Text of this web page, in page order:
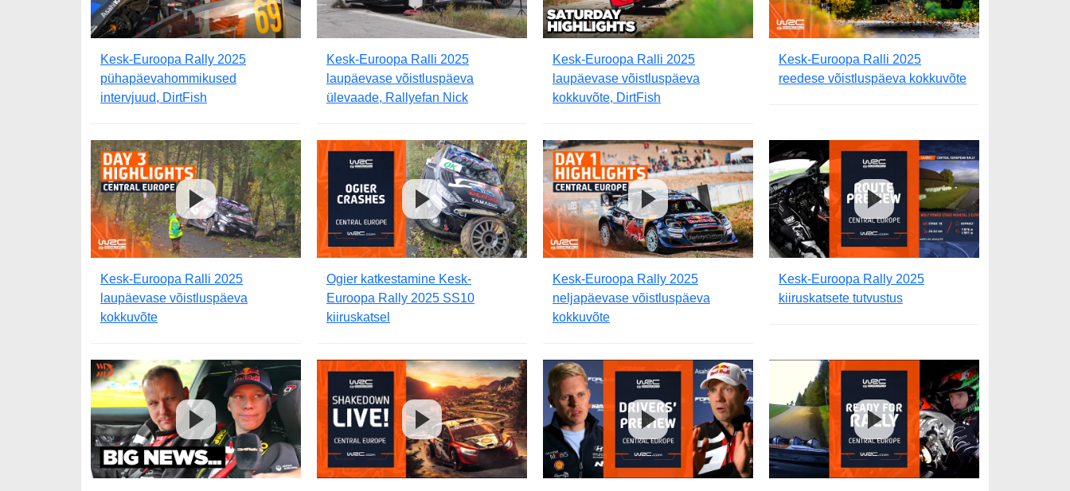
Kesk-Euroopa Rally 2025
pühapäevahommikused
intervjuud, DirtFish
Kesk-Euroopa Ralli 2025
laupäevase võistluspäeva
ülevaade, Rallyefan Nick
Kesk-Euroopa Ralli 2025
laupäevase võistluspäeva
kokkuvõte, DirtFish
Kesk-Euroopa Ralli 2025
reedese võistluspäeva kokkuvõte
Kesk-Euroopa Ralli 2025
laupäevase võistluspäeva
kokkuvõte
Ogier katkestamine Kesk-
Euroopa Rally 2025 SS10
kiiruskatsel
Kesk-Euroopa Rally 2025
neljapäevase võistluspäeva
kokkuvõte
Kesk-Euroopa Rally 2025
kiiruskatsete tutvustus